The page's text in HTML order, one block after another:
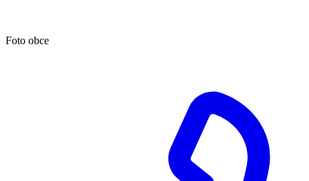
Foto obce